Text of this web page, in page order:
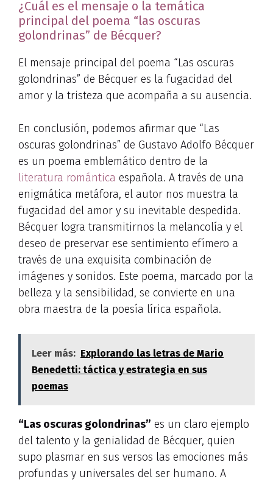
¿Cuál es el mensaje o la temática
principal del poema “las oscuras
golondrinas” de Bécquer?
El mensaje principal del poema “Las oscuras
golondrinas” de Bécquer es la fugacidad del
amor y la tristeza que acompaña a su ausencia.
En conclusión, podemos afirmar que “Las
oscuras golondrinas” de Gustavo Adolfo Bécquer
es un poema emblemático dentro de la
literatura romántica española. A través de una
enigmática metáfora, el autor nos muestra la
fugacidad del amor y su inevitable despedida.
Bécquer logra transmitirnos la melancolía y el
deseo de preservar ese sentimiento efímero a
través de una exquisita combinación de
imágenes y sonidos. Este poema, marcado por la
belleza y la sensibilidad, se convierte en una
obra maestra de la poesía lírica española.
Leer más: Explorando las letras de Mario
Benedetti: táctica y estrategia en sus
poemas
“Las oscuras golondrinas” es un claro ejemplo
del talento y la genialidad de Bécquer, quien
supo plasmar en sus versos las emociones más
profundas y universales del ser humano. A